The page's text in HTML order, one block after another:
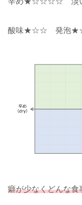
酸味★☆☆ 発泡
癖が少なくどんな食